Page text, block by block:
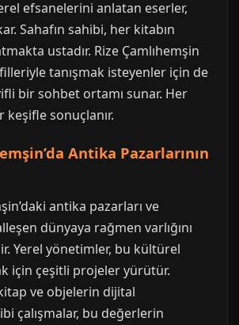
efsanelerini anlatan eserler,
Sahafın sahibi, her kitabın
ustadır. Rize Çamlıhemşin
tanışmak isteyenler için de
bir sohbet ortamı sunar. Her
keşifle sonuçlanır.
Antika Pazarlarının
antika pazarları ve
dünyaya rağmen varlığını
Yerel yönetimler, bu kültürel
için çeşitli projeler yürütür.
ve objelerin dijital
çalışmalar, bu değerlerin